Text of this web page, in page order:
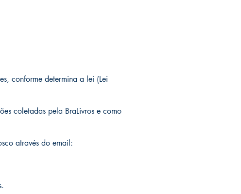
conforme determina a lei (Lei
coletadas pela BraLivros e como
através do email: